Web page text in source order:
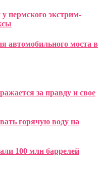
пермского экстрим-
автомобильного моста в
за правду и свое
горячую воду на
100 млн баррелей